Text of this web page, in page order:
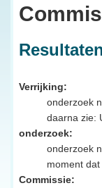
Verrijking:
onderzoek
daarna zie:
onderzoek:
onderzoek
moment
Commissie: